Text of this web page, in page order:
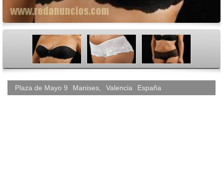
Plaza de Mayo 9 Manises Valencia España